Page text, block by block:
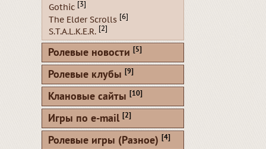
Gothic [3]
The Elder Scrolls [6]
S.T.A.L.K.E.R. [2]
Ролевые новости [5]
Ролевые клубы [9]
Клановые сайты [10]
Игры по e-mail [2]
Ролевые игры (Разное) [4]